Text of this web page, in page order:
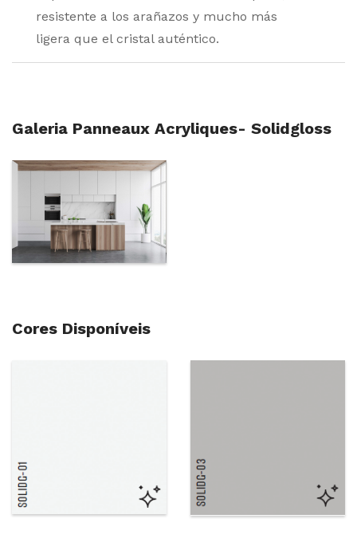
resistente a los arañazos y mucho más
ligera que el cristal auténtico.
Galeria Panneaux Acryliques- Solidgloss
Cores Disponíveis